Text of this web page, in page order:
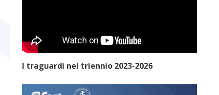
I traguardi nel triennio 2023-2026